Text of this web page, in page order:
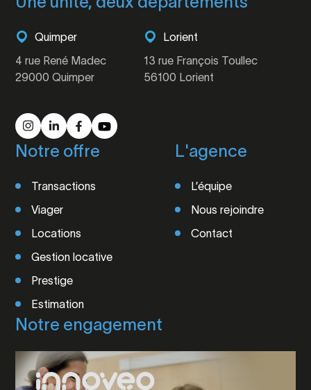
Quimper
4 rue René Madec
29000 Quimper
Lorient
13 rue François Toullec
56100 Lorient
Notre offre
Transactions
Viager
Locations
Gestion locative
Prestige
Estimation
L'agence
L’équipe
Nous rejoindre
Contact
Notre engagement